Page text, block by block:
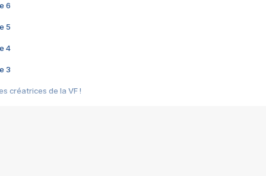
6
5
4
3
créatrices de la VF !